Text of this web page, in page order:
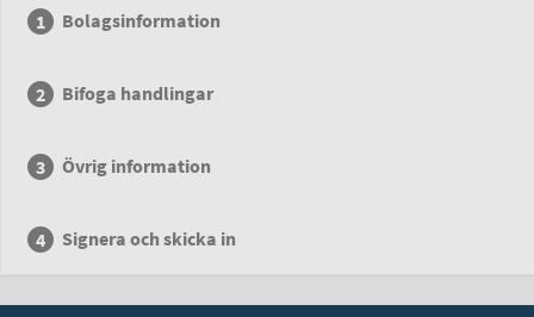
Bolagsinformation
Bifoga handlingar
Övrig information
Signera och skicka in